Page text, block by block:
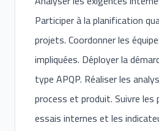
Participer à la planification
projets. Coordonner les
impliquées. Déployer la
type APQP. Réaliser les
process et produit. Suivre
essais internes et les